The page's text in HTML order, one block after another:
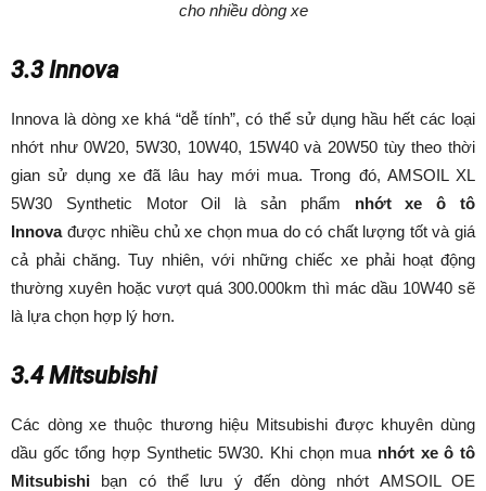
cho nhiều dòng xe
3.3 Innova
Innova là dòng xe khá “dễ tính”, có thể sử dụng hầu hết các loại
nhớt như 0W20, 5W30, 10W40, 15W40 và 20W50 tùy theo thời
gian sử dụng xe đã lâu hay mới mua. Trong đó, AMSOIL XL
5W30 Synthetic Motor Oil là sản phẩm nhớt xe ô tô
Innovađược nhiều chủ xe chọn mua do có chất lượng tốt và giá
cả phải chăng. Tuy nhiên, với những chiếc xe phải hoạt động
thường xuyên hoặc vượt quá 300.000km thì mác dầu 10W40 sẽ
là lựa chọn hợp lý hơn.
3.4 Mitsubishi
Các dòng xe thuộc thương hiệu Mitsubishi được khuyên dùng
dầu gốc tổng hợp Synthetic 5W30. Khi chọn mua nhớt xe ô tô
Mitsubishi bạn có thể lưu ý đến dòng nhớt AMSOIL OE